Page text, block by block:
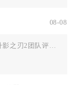
08-08